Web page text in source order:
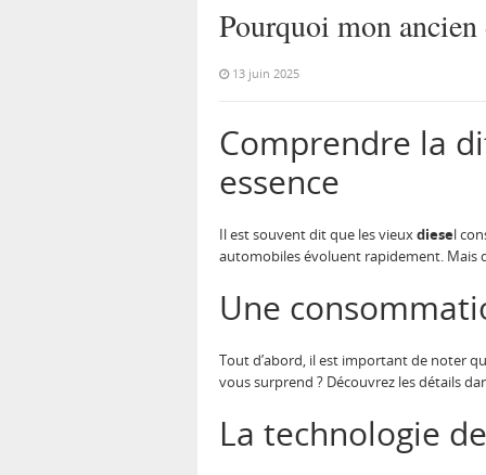
Pourquoi mon
13 juin 2025
Comprendre la
essence
Il est souvent dit que les vieuxdiesel
automobiles évoluent rapidement. Mais
Une
Tout d’abord, il est important de noter
vous surprend ? Découvrez les détails
La technologie